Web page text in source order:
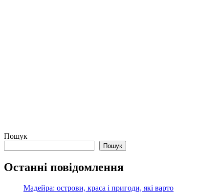
Пошук
Пошук
Останні повідомлення
Мадейра: острови, краса і пригоди, які варто